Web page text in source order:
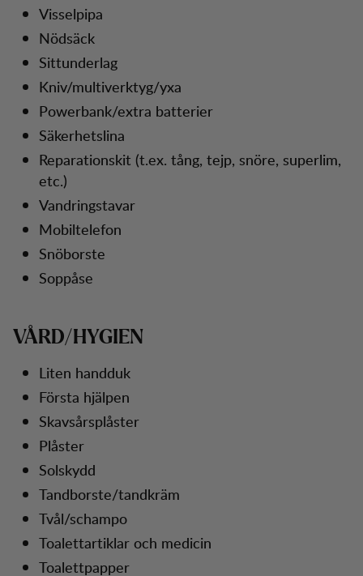
Visselpipa
Nödsäck
Sittunderlag
Kniv/multiverktyg/yxa
Powerbank/extra batterier
Säkerhetslina
Reparationskit (t.ex. tång, tejp, snöre, superlim,
etc.)
Vandringstavar
Mobiltelefon
Snöborste
Soppåse
VÅRD/HYGIEN
Liten handduk
Första hjälpen
Skavsårsplåster
Plåster
Solskydd
Tandborste/tandkräm
Tvål/schampo
Toalettartiklar och medicin
Toalettpapper